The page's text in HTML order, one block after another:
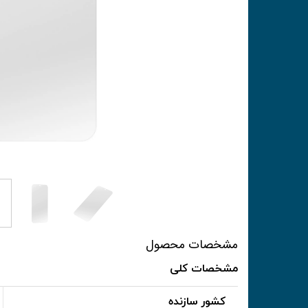
مشخصات محصول
مشخصات کلی
کشور سازنده